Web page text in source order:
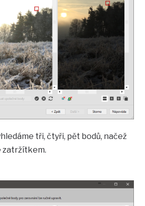
tři, čtyři, pět bodů, načež
zatržítkem.